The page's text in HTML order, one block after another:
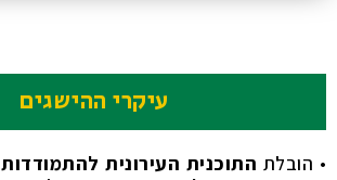
עיקרי ההישגים
• הובלת התוכנית העירונית להתמודדות